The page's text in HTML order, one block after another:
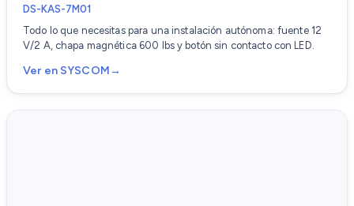
DS-KAS-7M01
Todo lo que necesitas para una instalación autónoma: fuente 12
V/2 A, chapa magnética 600 lbs y botón sin contacto con LED.
Ver en SYSCOM